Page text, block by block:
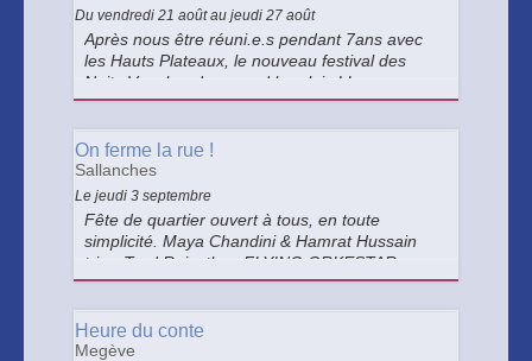
Du vendredi 21 août au jeudi 27 août
Après nous être réuni.e.s pendant 7ans avec
les Hauts Plateaux, le nouveau festival des
Nuits Vagabondes prend le relais ! Les
Vagabondes d’Été auront lieu du 21 au 27 août
populaire en plein-air et ateliers.
On ferme la rue !
Sallanches
Le jeudi 3 septembre
Fête de quartier ouvert à tous, en toute
simplicité. Maya Chandini & Hamrat Hussain
trio - Trad Rajasthan FLYING ORKESTAR -
OVNI Balkanique EL CALIFE - Electro Nomade
Heure du conte
Megève